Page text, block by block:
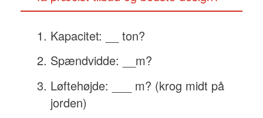
Kapacitet: __ ton?
Spændvidde: __m?
Løftehøjde: ___ m? (krog midt på
jorden)